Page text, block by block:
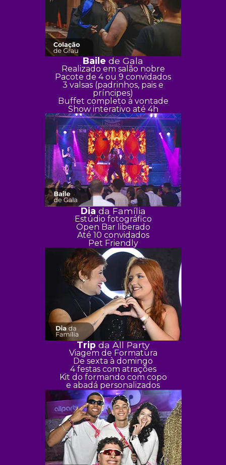
Baile de Gala
Realizado em salão nobre
Pacote de 4 ou 9 convidados
3 valsas (padrinhos, pais e
príncipes)
Buffet completo à vontade
Show interativo até 4h
Dia da Família
Estúdio fotográfico
Open Bar liberado
Até 10 convidados
Pet Friendly
Trip da All Party
Viagem de Formatura
De sexta à domingo
4 festas com atrações
Kit do formando com copo
e abadá personalizados